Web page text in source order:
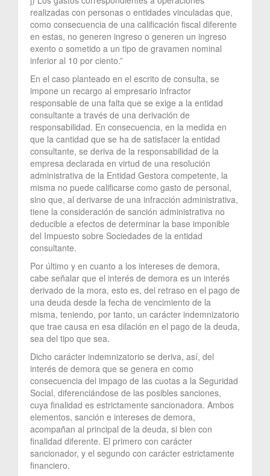
realizadas con personas o entidades vinculadas que,
como consecuencia de una calificación fiscal diferente
en estas, no generen ingreso o generen un ingreso
exento o sometido a un tipo de gravamen nominal
inferior al 10 por ciento.”
En el caso planteado en el escrito de consulta, se
impone un recargo al empresario infractor
responsable de una falta que se exige a la entidad
consultante a través de una derivación de
responsabilidad. En consecuencia, en la medida en
que la cantidad que se ha de satisfacer la entidad
consultante, se deriva de la responsabilidad de la
empresa declarada en virtud de una resolución
administrativa de la Entidad Gestora competente, la
misma no puede calificarse como gasto de personal,
sino que, al derivarse de una infracción administrativa,
tiene la consideración de sanción administrativa no
deducible a efectos de determinar la base imponible
del Impuesto sobre Sociedades de la entidad
consultante.
Por último y en cuanto a los intereses de demora,
cabe señalar que el interés de demora es un interés
derivado de la mora, esto es, del retraso en el pago de
una deuda desde la fecha de vencimiento de la
misma, teniendo, por tanto, un carácter indemnizatorio
que trae causa en esa dilación en el pago de la deuda,
sea del tipo que sea.
Dicho carácter indemnizatorio se deriva, así, del
interés de demora que se genera en como
consecuencia del impago de las cuotas a la Seguridad
Social, diferenciándose de las posibles sanciones,
cuya finalidad es estrictamente sancionadora. Ambos
elementos, sanción e intereses de demora,
acompañan al principal de la deuda, si bien con
finalidad diferente. El primero con carácter
sancionador, y el segundo con carácter estrictamente
financiero.